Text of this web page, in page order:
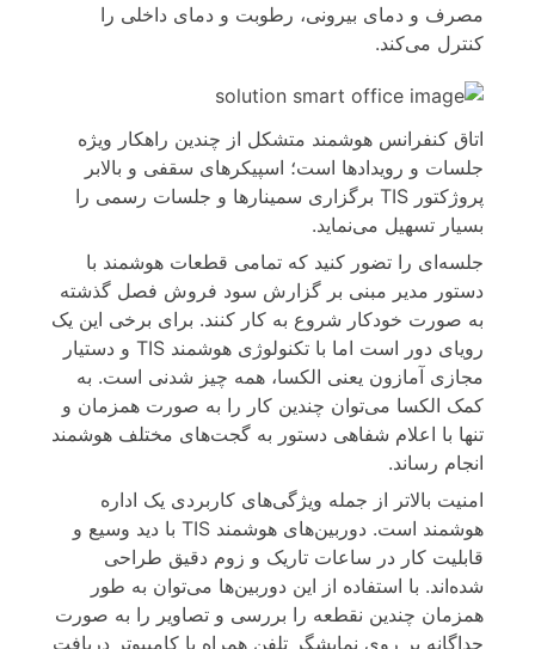
مصرف و دمای بیرونی، رطوبت و دمای داخلی را
کنترل می‌کند.
اتاق کنفرانس هوشمند متشکل از چندین راهکار ویژه
جلسات و رویدادها است؛ اسپیکرهای سقفی و بالابر
پروژکتور TIS برگزاری سمینارها و جلسات رسمی را
بسیار تسهیل می‌نماید.
جلسه‌ای را تضور کنید که تمامی قطعات هوشمند با
دستور مدیر مبنی بر گزارش سود فروش فصل گذشته
به صورت خودکار شروع به کار کنند. برای برخی این یک
رویای دور است اما با تکنولوژی هوشمند TIS و دستیار
مجازی آمازون یعنی الکسا، همه چیز شدنی است. به
کمک الکسا می‌توان چندین کار را به صورت همزمان و
تنها با اعلام شفاهی دستور به گجت‌های مختلف هوشمند
انجام رساند.
امنیت بالاتر از جمله ویژگی‌های کاربردی یک اداره
هوشمند است. دوربین‌های هوشمند TIS با دید وسیع و
قابلیت کار در ساعات تاریک و زوم دقیق طراحی
شده‌اند. با استفاده از این دوربین‌ها می‌توان به طور
همزمان چندین نقطعه را بررسی و تصاویر را به صورت
جداگانه بر روی نمایشگر تلفن همراه یا کامپیوتر دریافت